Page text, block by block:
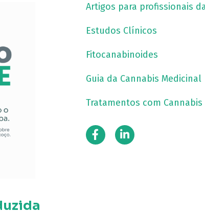
Artigos para profissionais
Estudos Clínicos
Fitocanabinoides
Guia da Cannabis Medicinal
Tratamentos com Cannabis